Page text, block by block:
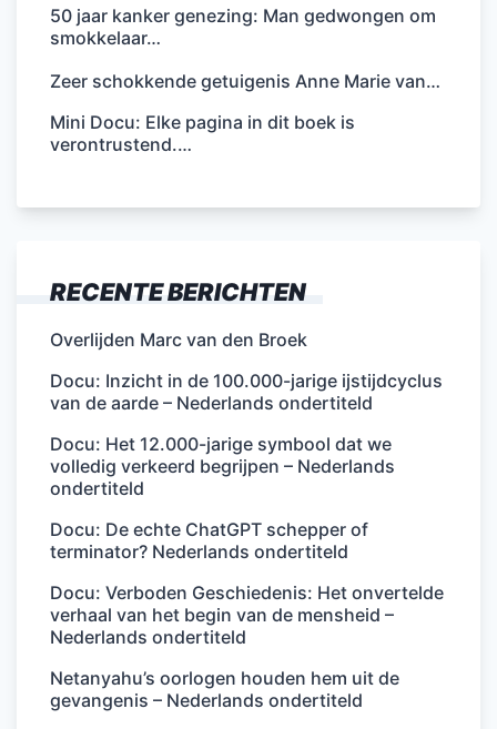
50 jaar kanker genezing: Man gedwongen om
smokkelaar…
Zeer schokkende getuigenis Anne Marie van…
Mini Docu: Elke pagina in dit boek is
verontrustend.…
RECENTE BERICHTEN
Overlijden Marc van den Broek
Docu: Inzicht in de 100.000-jarige ijstijdcyclus
van de aarde – Nederlands ondertiteld
Docu: Het 12.000-jarige symbool dat we
volledig verkeerd begrijpen – Nederlands
ondertiteld
Docu: De echte ChatGPT schepper of
terminator? Nederlands ondertiteld
Docu: Verboden Geschiedenis: Het onvertelde
verhaal van het begin van de mensheid –
Nederlands ondertiteld
Netanyahu’s oorlogen houden hem uit de
gevangenis – Nederlands ondertiteld